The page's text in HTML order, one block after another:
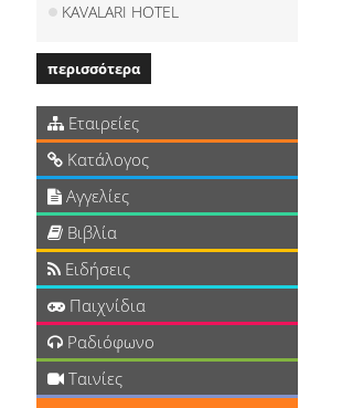
KAVALARI HOTEL
περισσότερα
Εταιρείες
Κατάλογος
Αγγελίες
Βιβλία
Ειδήσεις
Παιχνίδια
Ραδιόφωνο
Ταινίες